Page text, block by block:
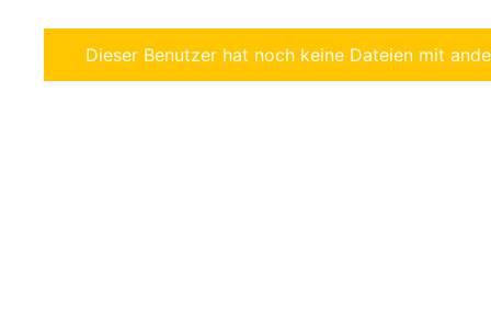
Dieser Benutzer hat noch keine Dateien mit